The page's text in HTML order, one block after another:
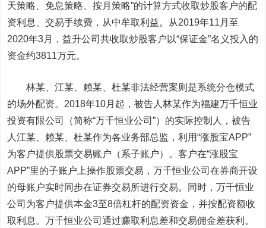
天策略、免息策略、按月策略”的计算方式收取炒股客户的配
资利息、交易手续费，从中牟取利益。从2019年11月至
2020年3月，益升公司共收取炒股客户以“保证金”名义投入的
资金约3811万元。
林某、江某、赖某、杜某非法经营案则是系统分仓模式
的场外配资。2018年10月起，被告人林某作为福建万千恒业
投资有限公司（简称“万千恒业公司”）的实际控制人，被告
人江某、赖某、杜某作为各业务部总监，利用“涨股宝APP”
为客户提供股票交易账户（系子账户）。客户在“涨股宝
APP”里的子账户上操作股票交易，万千恒业公司在券商开设
的母账户实时同步在证券交易所进行交易。同时，万千恒业
公司为客户提供本金3至8倍杠杆的配资资金，并按配资额收
取利息。万千恒业公司通过赚取利息差和交易佣金差获利。